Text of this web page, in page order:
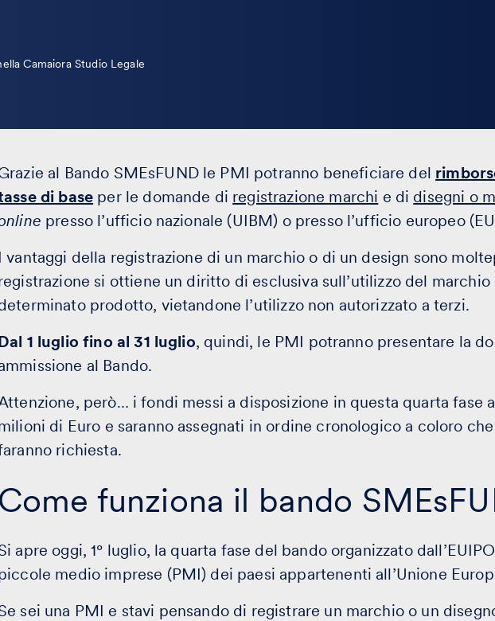
Camaiora Studio Legale
al Bando SMEsFUND le PMI potranno beneficiare del
di base per le domande di registrazione marchi e di disegni o
presso l’ufficio nazionale (UIBM) o presso l’ufficio europeo
I vantaggi della registrazione di un marchio o di un design sono
si ottiene un diritto di esclusiva sull’utilizzo del marchio
prodotto, vietandone l’utilizzo non autorizzato a terzi.
1 luglio fino al 31 luglio, quindi, le PMI potranno presentare la
al Bando.
però… i fondi messi a disposizione in questa quarta fase
di Euro e saranno assegnati in ordine cronologico a coloro
richiesta.
Come funziona il bando
apre oggi, 1° luglio, la quarta fase del bando organizzato
medio imprese (PMI) dei paesi appartenenti all’Unione
sei una PMI e stavi pensando di registrare un marchio o un